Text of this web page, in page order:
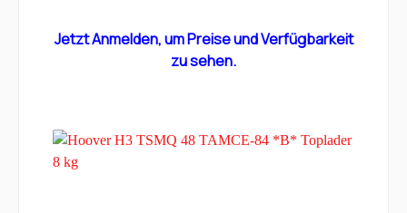
Jetzt Anmelden, um Preise und Verfügbarkeit
zu sehen.